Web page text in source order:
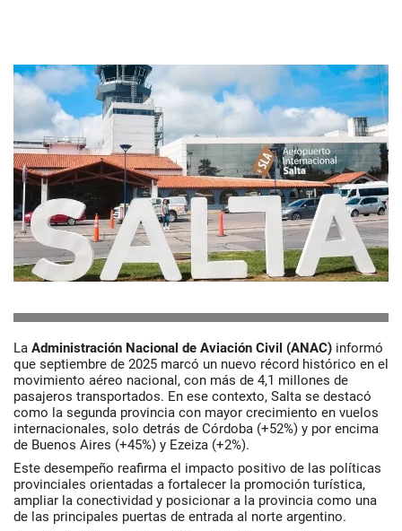
La Administración Nacional de Aviación Civil (ANAC) informó
que septiembre de 2025 marcó un nuevo récord histórico en el
movimiento aéreo nacional, con más de 4,1 millones de
pasajeros transportados. En ese contexto, Salta se destacó
como la segunda provincia con mayor crecimiento en vuelos
internacionales, solo detrás de Córdoba (+52%) y por encima
de Buenos Aires (+45%) y Ezeiza (+2%).
Este desempeño reafirma el impacto positivo de las políticas
provinciales orientadas a fortalecer la promoción turística,
ampliar la conectividad y posicionar a la provincia como una
de las principales puertas de entrada al norte argentino.